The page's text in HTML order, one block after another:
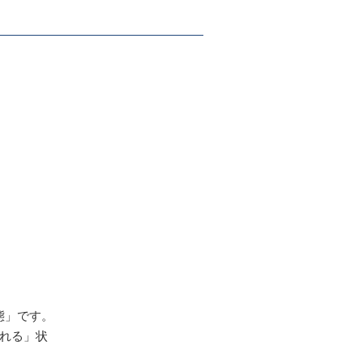
です。
る」状